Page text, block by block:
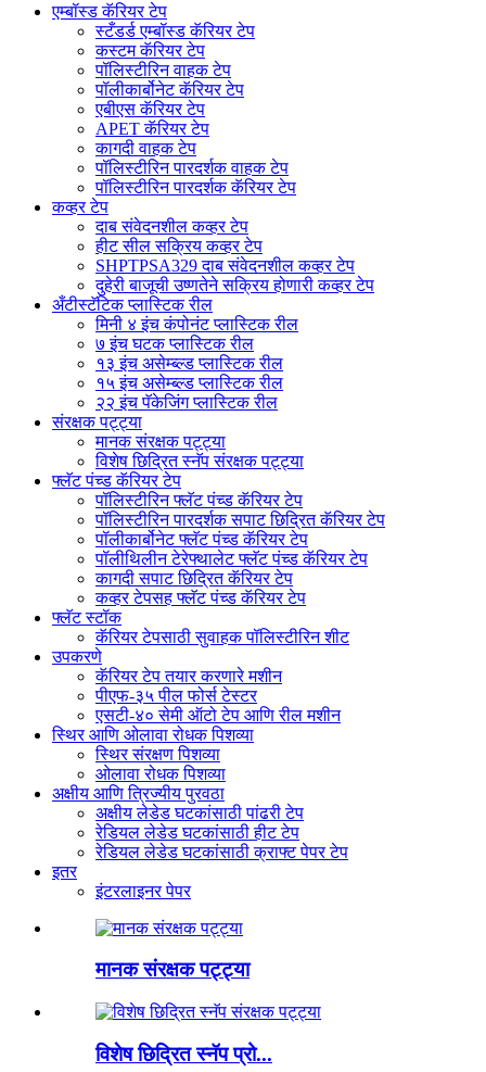
एम्बॉस्ड कॅरियर टेप
स्टँडर्ड एम्बॉस्ड कॅरियर टेप
कस्टम कॅरियर टेप
पॉलिस्टीरिन वाहक टेप
पॉलीकार्बोनेट कॅरियर टेप
एबीएस कॅरियर टेप
APET कॅरियर टेप
कागदी वाहक टेप
पॉलिस्टीरिन पारदर्शक वाहक टेप
पॉलिस्टीरिन पारदर्शक कॅरियर टेप
कव्हर टेप
दाब संवेदनशील कव्हर टेप
हीट सील सक्रिय कव्हर टेप
SHPTPSA329 दाब संवेदनशील कव्हर टेप
दुहेरी बाजूची उष्णतेने सक्रिय होणारी कव्हर टेप
अँटीस्टॅटिक प्लास्टिक रील
मिनी ४ इंच कंपोनंट प्लास्टिक रील
७ इंच घटक प्लास्टिक रील
१३ इंच असेम्ब्ल्ड प्लास्टिक रील
१५ इंच असेम्ब्ल्ड प्लास्टिक रील
२२ इंच पॅकेजिंग प्लास्टिक रील
संरक्षक पट्ट्या
मानक संरक्षक पट्ट्या
विशेष छिद्रित स्नॅप संरक्षक पट्ट्या
फ्लॅट पंच्ड कॅरियर टेप
पॉलिस्टीरिन फ्लॅट पंच्ड कॅरियर टेप
पॉलिस्टीरिन पारदर्शक सपाट छिद्रित कॅरियर टेप
पॉलीकार्बोनेट फ्लॅट पंच्ड कॅरियर टेप
पॉलीथिलीन टेरेफ्थालेट फ्लॅट पंच्ड कॅरियर टेप
कागदी सपाट छिद्रित कॅरियर टेप
कव्हर टेपसह फ्लॅट पंच्ड कॅरियर टेप
फ्लॅट स्टॉक
कॅरियर टेपसाठी सुवाहक पॉलिस्टीरिन शीट
उपकरणे
कॅरियर टेप तयार करणारे मशीन
पीएफ-३५ पील फोर्स टेस्टर
एसटी-४० सेमी ऑटो टेप आणि रील मशीन
स्थिर आणि ओलावा रोधक पिशव्या
स्थिर संरक्षण पिशव्या
ओलावा रोधक पिशव्या
अक्षीय आणि त्रिज्यीय पुरवठा
अक्षीय लेडेड घटकांसाठी पांढरी टेप
रेडियल लेडेड घटकांसाठी हीट टेप
रेडियल लेडेड घटकांसाठी क्राफ्ट पेपर टेप
इतर
इंटरलाइनर पेपर
मानक संरक्षक पट्ट्या
विशेष छिद्रित स्नॅप प्रो...